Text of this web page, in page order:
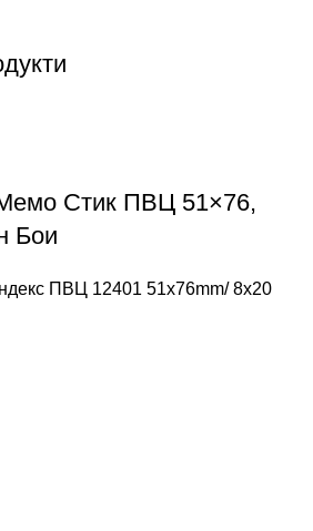
Стик ПВЦ 51×76,
Бои
ПВЦ 12401 51x76mm/ 8x20